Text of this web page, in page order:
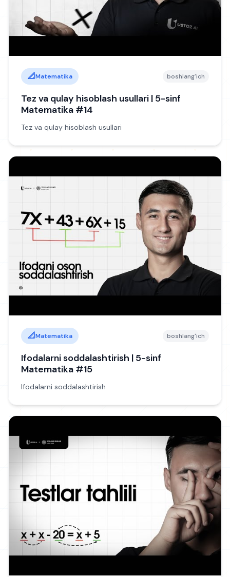
📐Matematika boshlang'ich
Tez va qulay hisoblash usullari | 5-sinf
Matematika #14
Tez va qulay hisoblash usullari
📐Matematika boshlang'ich
Ifodalarni soddalashtirish | 5-sinf
Matematika #15
Ifodalarni soddalashtirish